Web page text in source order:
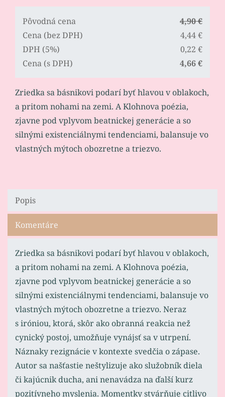
Pôvodná cena
4,90 €
Cena (bez DPH)
4,44 €
DPH (5%)
0,22 €
Cena (s DPH)
4,66 €
Zriedka sa básnikovi podarí byť hlavou v oblakoch,
a pritom nohami na zemi. A Klohnova poézia,
zjavne pod vplyvom beatnickej generácie a so
silnými existenciálnymi tendenciami, balansuje vo
vlastných mýtoch obozretne a triezvo.
Popis
Komentáre
Zriedka sa básnikovi podarí byť hlavou v oblakoch,
a pritom nohami na zemi. A Klohnova poézia,
zjavne pod vplyvom beatnickej generácie a so
silnými existenciálnymi tendenciami, balansuje vo
vlastných mýtoch obozretne a triezvo. Neraz
s iróniou, ktorá, skôr ako obranná reakcia než
cynický postoj, umožňuje vynájsť sa v utrpení.
Náznaky rezignácie v kontexte svedčia o zápase.
Autor sa našťastie neštylizuje ako služobník diela
či kajúcnik ducha, ani nenavádza na ďalší kurz
pozitívneho myslenia. Momentky stvárňuje citlivo